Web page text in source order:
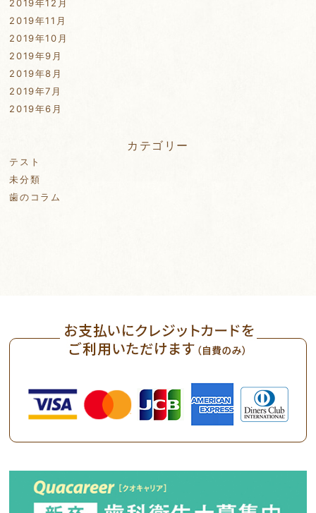
2019年12月
2019年11月
2019年10月
2019年9月
2019年8月
2019年7月
2019年6月
カテゴリー
テスト
未分類
歯のコラム